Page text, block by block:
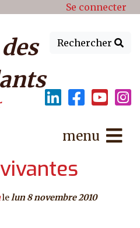
de Se connecter
Rechercher
menu
lelun 8 novembre 2010